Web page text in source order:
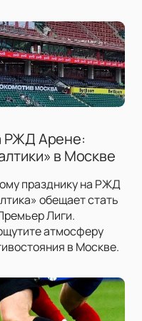
РЖД Арене:
в Москве
празднику на РЖД
обещает стать
Лиги.
атмосферу
в Москве.